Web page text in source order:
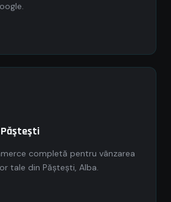
Păşteşti
completă pentru vânzarea
tale din Păşteşti, Alba.